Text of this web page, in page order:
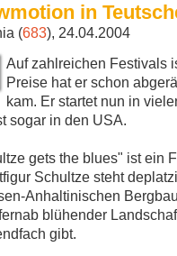
in
(683), 24.04.2004
Auf zahlreichen Festivals
Preise hat er schon
kam. Er startet nun in
sogar in den USA.
gets the blues" ist ein
Schultze steht
Anhaltinischen
blühender
gibt.